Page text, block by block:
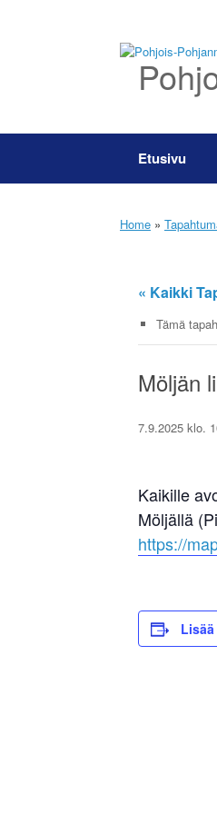
Etusivu
Home »
« Kaikki
Tämä
Möljän
7.9.2025 klo.
Kaikille
Möljällä
https://